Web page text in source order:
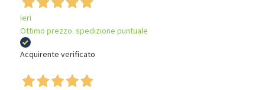
Ieri
Ottimo prezzo. spedizione puntuale
Acquirente verificato